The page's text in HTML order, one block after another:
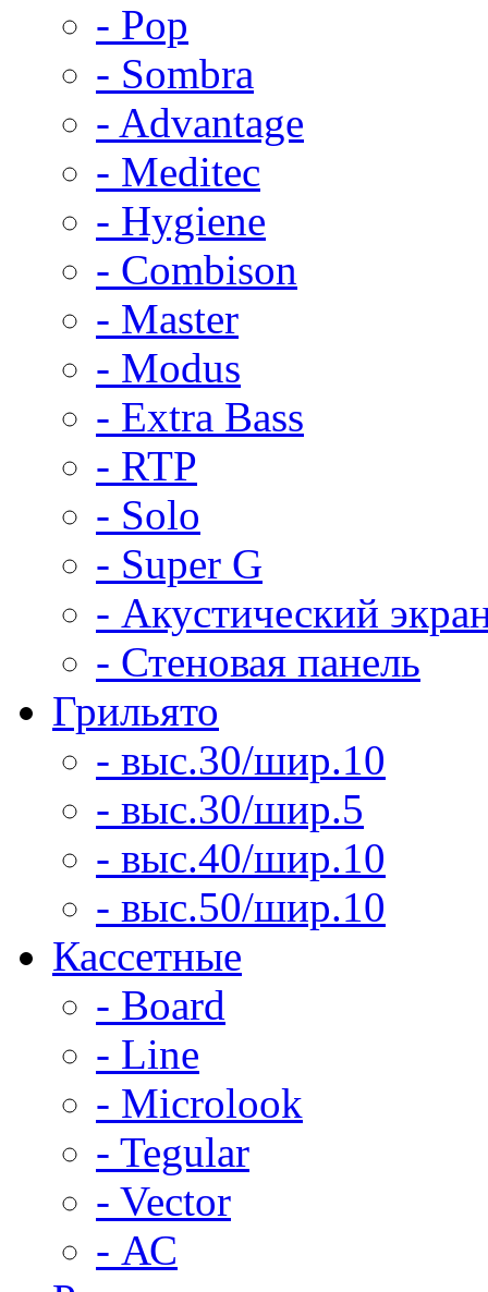
- Pop
- Sombra
- Advantage
- Meditec
- Hygiene
- Combison
- Master
- Modus
- Extra Bass
- RTP
- Solo
- Super G
- Акустический
- Стеновая панель
Грильято
- выс.30/шир.10
- выс.30/шир.5
- выс.40/шир.10
- выс.50/шир.10
Кассетные
- Board
- Line
- Microlook
- Tegular
- Vector
- АС